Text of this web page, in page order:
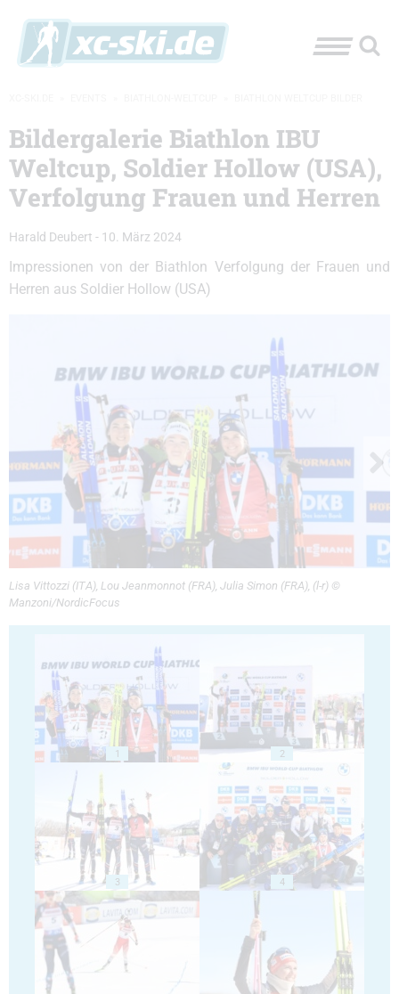
Bildergalerie Biathlon IBU
Weltcup, Soldier Hollow (USA),
Verfolgung Frauen und Herren
Harald Deubert - 10. März 2024
Impressionen von der Biathlon Verfolgung der Frauen und
Herren aus Soldier Hollow (USA)
Lisa Vittozzi (ITA), Lou Jeanmonnot (FRA), Julia Simon (FRA), (l-r) ©
Manzoni/NordicFocus
1 2
3 4